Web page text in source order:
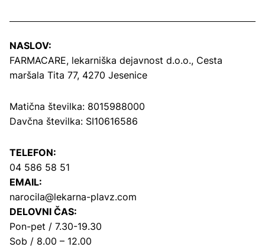
NASLOV:
FARMACARE, lekarniška dejavnost d.o.o., Cesta
maršala Tita 77, 4270 Jesenice
Matična številka: 8015988000
Davčna številka: SI10616586
TELEFON:
04 586 58 51
EMAIL:
narocila@lekarna-plavz.com
DELOVNI ČAS:
Pon-pet / 7.30-19.30
Sob / 8.00 – 12.00